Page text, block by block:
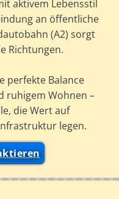
aktivem Lebensstil
an öffentliche
(A2) sorgt
Richtungen.
perfekte Balance
ruhigem Wohnen –
die Wert auf
legen.